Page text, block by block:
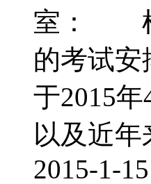
室： 根
的考试安
于2015
以及近年
2015-1-